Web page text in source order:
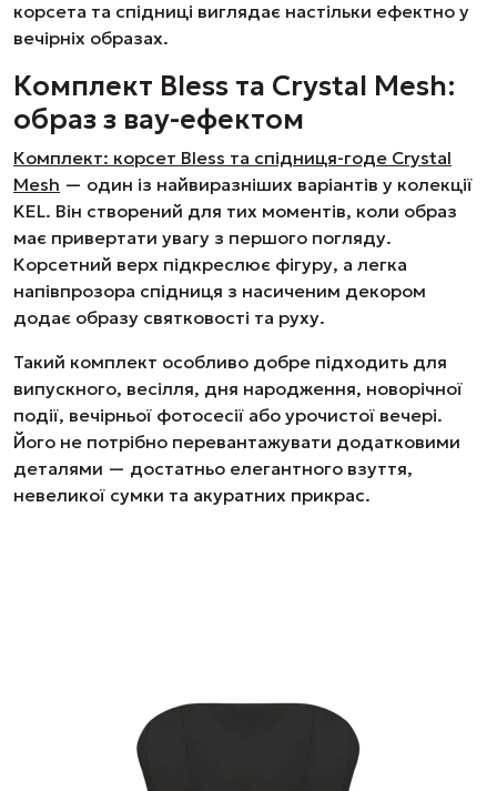
корсета та спідниці виглядає настільки ефектно у
вечірніх образах.
Комплект Bless та Crystal Mesh:
образ з вау-ефектом
Комплект: корсет Bless та спідниця-годе Crystal
Mesh — один із найвиразніших варіантів у колекції
KEL. Він створений для тих моментів, коли образ
має привертати увагу з першого погляду.
Корсетний верх підкреслює фігуру, а легка
напівпрозора спідниця з насиченим декором
додає образу святковості та руху.
Такий комплект особливо добре підходить для
випускного, весілля, дня народження, новорічної
події, вечірньої фотосесії або урочистої вечері.
Його не потрібно перевантажувати додатковими
деталями — достатньо елегантного взуття,
невеликої сумки та акуратних прикрас.